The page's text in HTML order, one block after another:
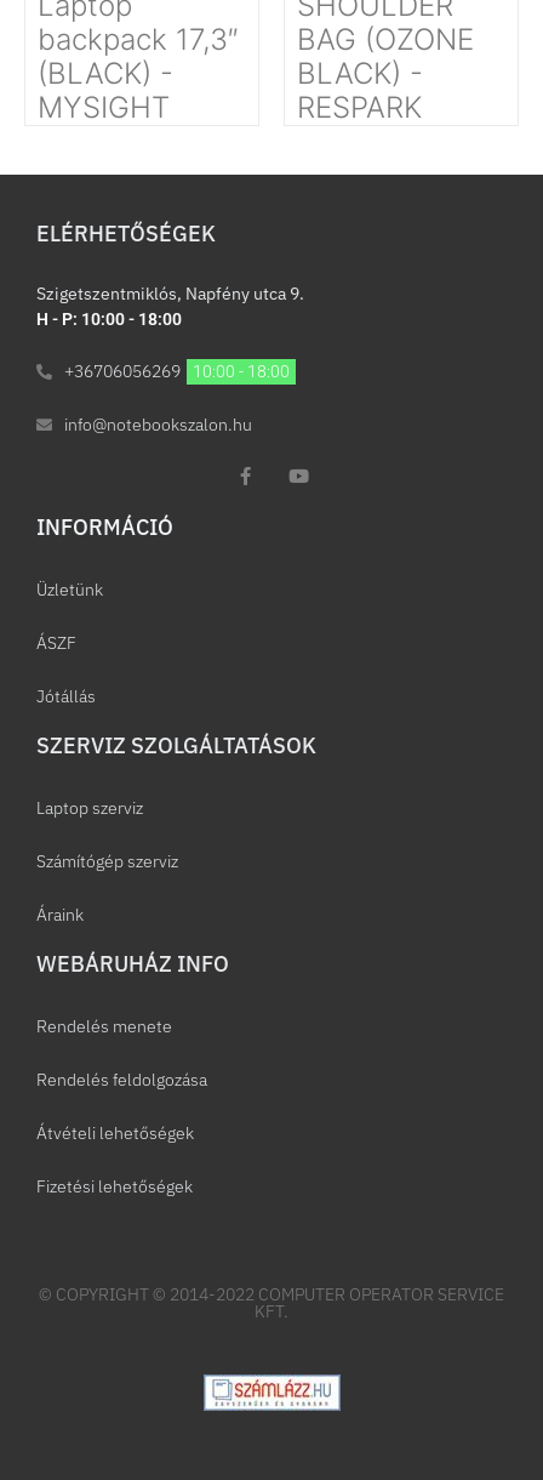
backpack 17,3″
(BLACK) -
MYSIGHT
BAG (OZONE
BLACK) -
RESPARK
ELÉRHETŐSÉGEK
Szigetszentmiklós, Napfény utca 9.
H - P: 10:00 - 18:00
+36706056269 10:00 - 18:00
info@notebookszalon.hu
INFORMÁCIÓ​
Üzletünk
ÁSZF
Jótállás
SZERVIZ SZOLGÁLTATÁSOK
Laptop szerviz
Számítógép szerviz
Áraink
WEBÁRUHÁZ INFO
Rendelés menete
Rendelés feldolgozása
Átvételi lehetőségek
Fizetési lehetőségek
© COPYRIGHT © 2014-2022 COMPUTER OPERATOR SERVICE
KFT.